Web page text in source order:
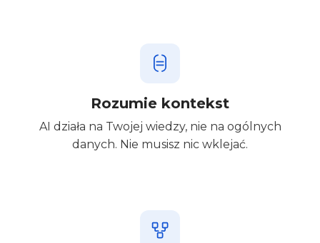
Rozumie kontekst
AI działa na Twojej wiedzy, nie na ogólnych
danych. Nie musisz nic wklejać.